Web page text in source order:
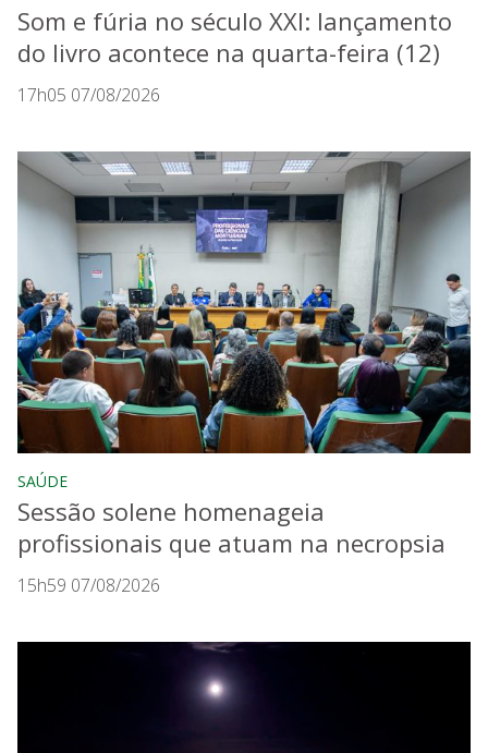
Som e fúria no século XXI: lançamento
do livro acontece na quarta-feira (12)
17h05 07/08/2026
SAÚDE
Sessão solene homenageia
profissionais que atuam na necropsia
15h59 07/08/2026